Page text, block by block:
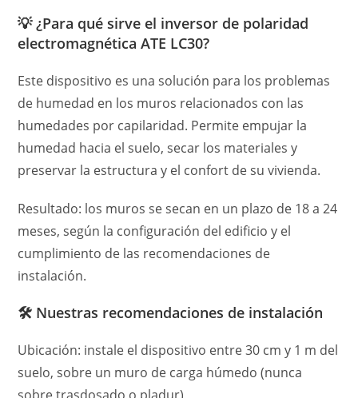
💡 ¿Para qué sirve el inversor de polaridad
electromagnética ATE LC30?
Este dispositivo es una solución para los problemas
de humedad en los muros relacionados con las
humedades por capilaridad. Permite empujar la
humedad hacia el suelo, secar los materiales y
preservar la estructura y el confort de su vivienda.
Resultado: los muros se secan en un plazo de 18 a 24
meses, según la configuración del edificio y el
cumplimiento de las recomendaciones de
instalación.
🛠️ Nuestras recomendaciones de instalación
Ubicación: instale el dispositivo entre 30 cm y 1 m del
suelo, sobre un muro de carga húmedo (nunca